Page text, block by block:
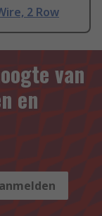
2 Row
van
en